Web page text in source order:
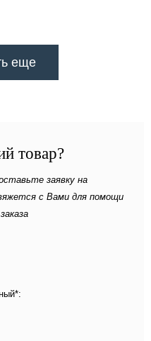
еще
товар?
заявку на
с Вами для помощи